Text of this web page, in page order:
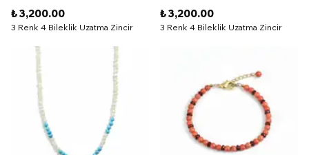
₺ 3,200.00
3 Renk 4 Bileklik Uzatma Zincir
₺ 3,200.00
3 Renk 4 Bileklik Uzatma Zincir